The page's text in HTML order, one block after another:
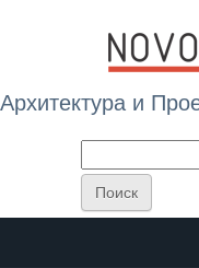
Архитектура и